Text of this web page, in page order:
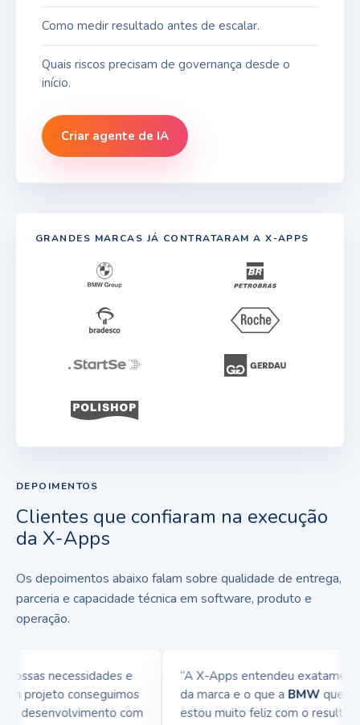
Como medir resultado antes de escalar.
Quais riscos precisam de governança desde o
início.
Criar agente de IA
GRANDES MARCAS JÁ CONTRATARAM A X-APPS
DEPOIMENTOS
Clientes que confiaram na execução
da X-Apps
Os depoimentos abaixo falam sobre qualidade de entrega,
parceria e capacidade técnica em software, produto e
operação.
necessidades e
projeto conseguimos
desenvolvimento com
“A X-Apps entendeu exatamente
da marca e o que aBMWqueria
estou muito feliz com o resultado